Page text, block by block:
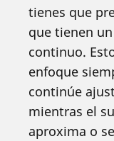
tienes que
que tienen
continuo.
enfoque
continúe
mientras el
aproxima o